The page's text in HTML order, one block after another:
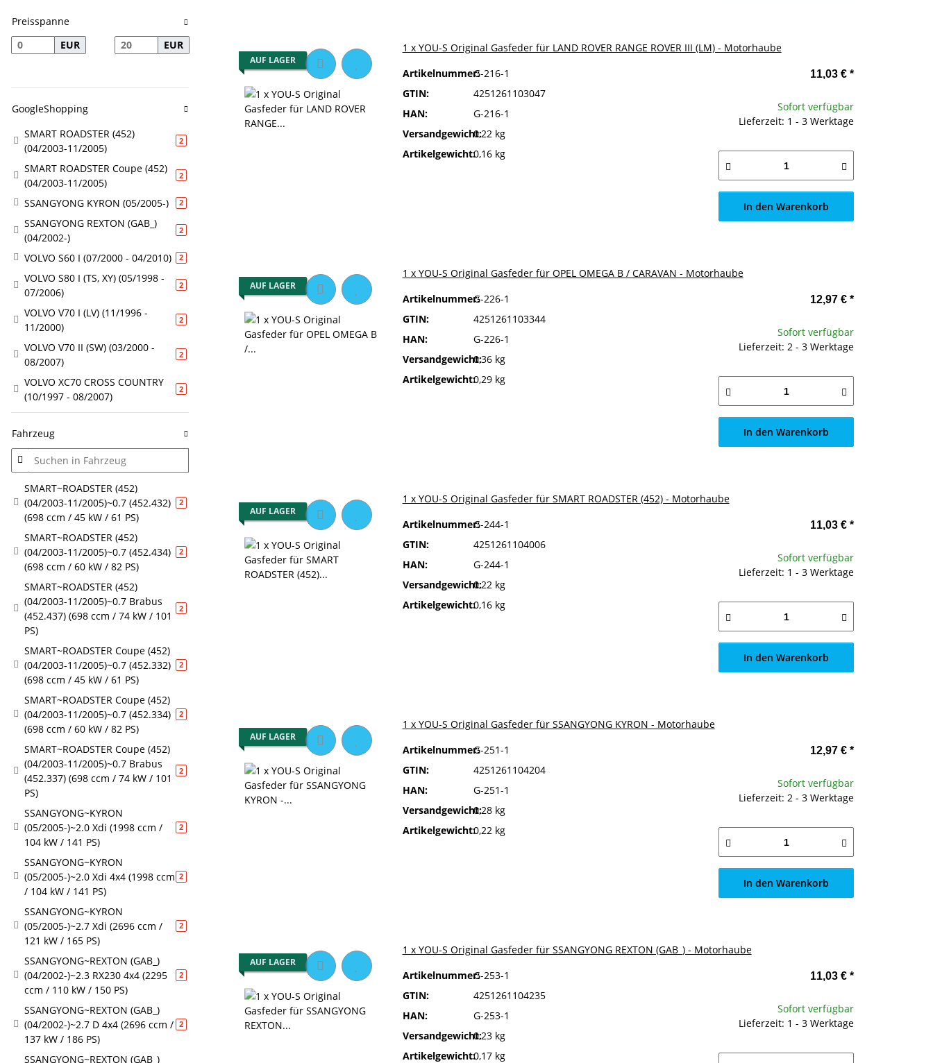
AUF LAGER
1 x YOU-S Original Gasfeder für LAND ROVER RANGE ROVER III (LM) - Motorhaube
Artikelnummer:G-216-1
GTIN:
4251261103047
HAN:
G-216-1
Versandgewicht:0,22 kg
Artikelgewicht:0,16 kg
11,03 €*
Sofort verfügbar
Lieferzeit: 1 - 3 Werktage
In den Warenkorb
AUF LAGER
1 x YOU-S Original Gasfeder für OPEL OMEGA B / CARAVAN - Motorhaube
Artikelnummer:G-226-1
GTIN:
4251261103344
HAN:
G-226-1
Versandgewicht:0,36 kg
Artikelgewicht:0,29 kg
12,97 €*
Sofort verfügbar
Lieferzeit: 2 - 3 Werktage
In den Warenkorb
AUF LAGER
1 x YOU-S Original Gasfeder für SMART ROADSTER (452) - Motorhaube
Artikelnummer:G-244-1
GTIN:
4251261104006
HAN:
G-244-1
Versandgewicht:0,22 kg
Artikelgewicht:0,16 kg
11,03 €*
Sofort verfügbar
Lieferzeit: 1 - 3 Werktage
In den Warenkorb
AUF LAGER
1 x YOU-S Original Gasfeder für SSANGYONG KYRON - Motorhaube
Artikelnummer:G-251-1
GTIN:
4251261104204
HAN:
G-251-1
Versandgewicht:0,28 kg
Artikelgewicht:0,22 kg
12,97 €*
Sofort verfügbar
Lieferzeit: 2 - 3 Werktage
In den Warenkorb
AUF LAGER
1 x YOU-S Original Gasfeder für SSANGYONG REXTON (GAB_) - Motorhaube
Artikelnummer:G-253-1
GTIN:
4251261104235
HAN:
G-253-1
Versandgewicht:0,23 kg
Artikelgewicht:0,17 kg
11,03 €*
Sofort verfügbar
Lieferzeit: 1 - 3 Werktage
Preisspanne
EUR
EUR
GoogleShopping
SMART ROADSTER (452)
(04/2003-11/2005)
2Artikel gefunden
SMART ROADSTER Coupe (452)
(04/2003-11/2005)
2Artikel gefunden
SSANGYONG KYRON (05/2005-) 2Artikel gefunden
SSANGYONG REXTON (GAB_)
(04/2002-)
2Artikel gefunden
VOLVO S60 I (07/2000 - 04/2010) 2Artikel gefunden
VOLVO S80 I (TS, XY) (05/1998 -
07/2006)
2Artikel gefunden
VOLVO V70 I (LV) (11/1996 -
11/2000)
2Artikel gefunden
VOLVO V70 II (SW) (03/2000 -
08/2007)
2Artikel gefunden
VOLVO XC70 CROSS COUNTRY
(10/1997 - 08/2007)
2Artikel gefunden
Fahrzeug
SMART~ROADSTER (452)
(04/2003-11/2005)~0.7 (452.432)
(698 ccm / 45 kW / 61 PS)
2Artikel gefunden
SMART~ROADSTER (452)
(04/2003-11/2005)~0.7 (452.434)
(698 ccm / 60 kW / 82 PS)
2Artikel gefunden
SMART~ROADSTER (452)
(04/2003-11/2005)~0.7 Brabus
(452.437) (698 ccm / 74 kW / 101
PS)
2Artikel gefunden
SMART~ROADSTER Coupe (452)
(04/2003-11/2005)~0.7 (452.332)
(698 ccm / 45 kW / 61 PS)
2Artikel gefunden
SMART~ROADSTER Coupe (452)
(04/2003-11/2005)~0.7 (452.334)
(698 ccm / 60 kW / 82 PS)
2Artikel gefunden
SMART~ROADSTER Coupe (452)
(04/2003-11/2005)~0.7 Brabus
(452.337) (698 ccm / 74 kW / 101
PS)
2Artikel gefunden
SSANGYONG~KYRON
(05/2005-)~2.0 Xdi (1998 ccm /
104 kW / 141 PS)
2Artikel gefunden
SSANGYONG~KYRON
(05/2005-)~2.0 Xdi 4x4 (1998 ccm
/ 104 kW / 141 PS)
2Artikel gefunden
SSANGYONG~KYRON
(05/2005-)~2.7 Xdi (2696 ccm /
121 kW / 165 PS)
2Artikel gefunden
SSANGYONG~REXTON (GAB_)
(04/2002-)~2.3 RX230 4x4 (2295
ccm / 110 kW / 150 PS)
2Artikel gefunden
SSANGYONG~REXTON (GAB_)
(04/2002-)~2.7 D 4x4 (2696 ccm /
137 kW / 186 PS)
2Artikel gefunden
SSANGYONG~REXTON (GAB_)